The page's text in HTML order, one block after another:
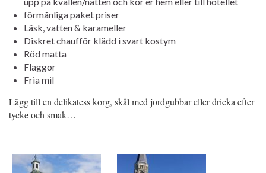
förmånliga paket priser
Läsk, vatten & karameller
Diskret chaufför klädd i svart kostym
Röd matta
Flaggor
Fria mil
Lägg till en delikatess korg, skål med jordgubbar eller dricka efter
tycke och smak…